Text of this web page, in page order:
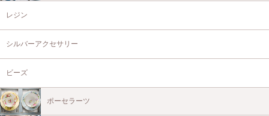
レジン
シルバーアクセサリー
ビーズ
ポーセラーツ